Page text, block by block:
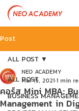
Post
ALL POST
BUSINESS
ALL POST
คอร์ส Mini MBA:
Management in
NEO ACADEMY
Mar 15, 2021 1 min